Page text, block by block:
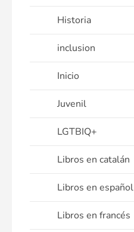
Historia
inclusion
Inicio
Juvenil
LGTBIQ+
Libros en catalán
Libros en español
Libros en francés